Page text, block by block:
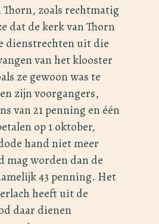
Thorn, zoals rechtmatig
dat de kerk van Thorn
dienstrechten uit die
van het klooster
ze gewoon was te
zijn voorgangers,
van 21 penning en één
op 1 oktober,
hand niet meer
mag worden dan de
43 penning. Het
heeft uit de
daar dienen